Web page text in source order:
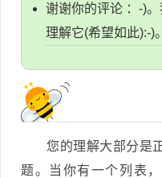
谢谢你的评论 ：-)
理解它(希望如此):-)。
您的理解大部分是
题。当你有一个列表